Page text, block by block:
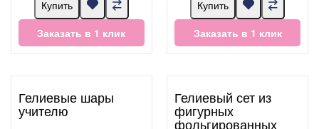
Купить
Заказать в 1 клик
Купить
Заказать в 1 клик
Гелиевые шары
учителю
Гелиевый сет из
фигурных
фольгированных